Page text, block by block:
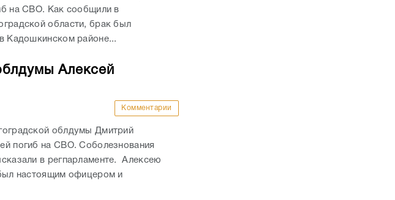
на СВО. Как сообщили в
области, брак был
Кадошкинском районе...
Алексей
Комментарии
облдумы Дмитрий
погиб на СВО. Соболезнования
в регпарламенте. Алексею
настоящим офицером и